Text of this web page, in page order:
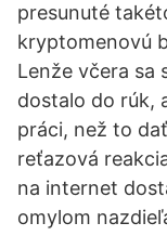
presunuté
kryptomenovú
Lenže včera sa
dostalo do rúk,
práci, než to
reťazová
na internet
omylom